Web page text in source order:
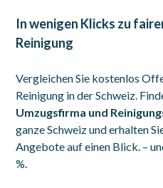
In wenigen Klicks zu
Reinigung
Vergleichen Sie kostenlos
Reinigung in der Schweiz.
Umzugsfirma und
ganze Schweiz und erhalten
Angebote auf einen Blick. –
%.